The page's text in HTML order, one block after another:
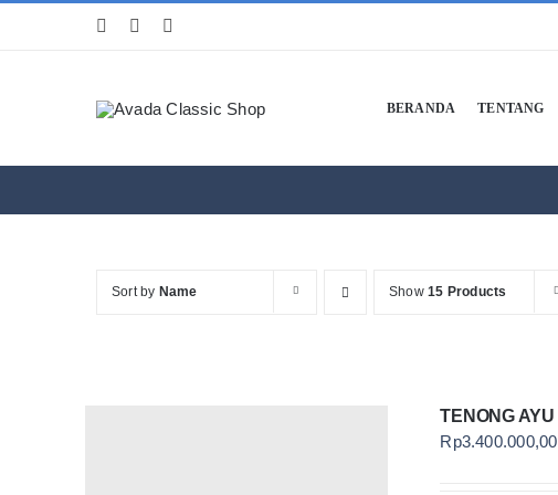
BERANDA TENTANG
Sort by Name Show15 Products
TENONG AYU
Rp3.400.000,00